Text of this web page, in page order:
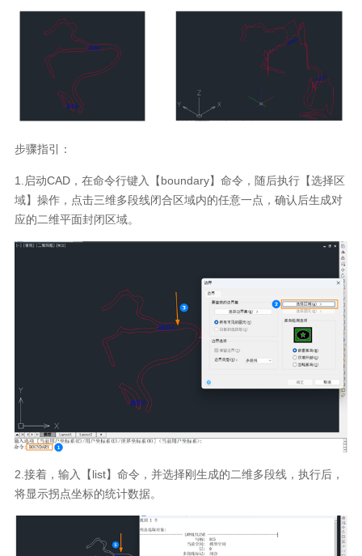
步骤指引：
1.启动CAD，在命令行键入【boundary】命令，随后执行【选择区
域】操作，点击三维多段线闭合区域内的任意一点，确认后生成对
应的二维平面封闭区域。
2.接着，输入【list】命令，并选择刚生成的二维多段线，执行后，
将显示拐点坐标的统计数据。